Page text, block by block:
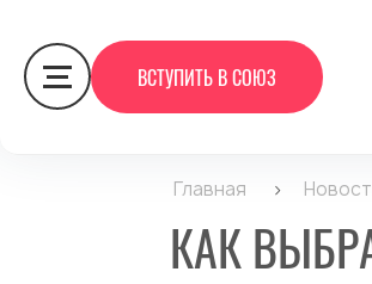
ВСТУПИТЬ В СОЮЗ
Главная >
КАК